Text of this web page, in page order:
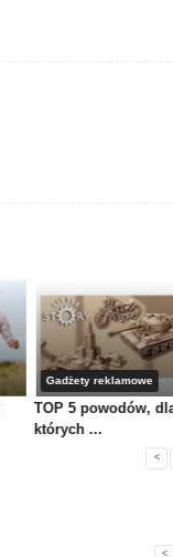
Gadżety reklamowe
TOP 5 powodów,
których ...
<
<